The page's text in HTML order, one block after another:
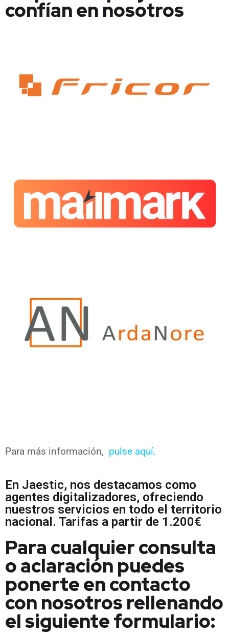
confían en nosotros
Para más información, pulse aquí.
En Jaestic, nos destacamos como
agentes digitalizadores, ofreciendo
nuestros servicios en todo el territorio
nacional. Tarifas a partir de 1.200€
Para cualquier consulta
o aclaración puedes
ponerte en contacto
con nosotros rellenando
el siguiente formulario: